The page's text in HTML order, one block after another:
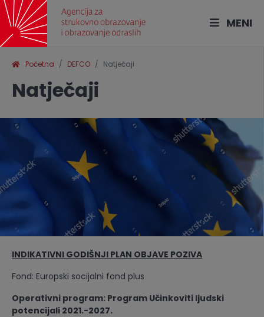
MENI
Početna DEFCO Natječaji
Natječaji
INDIKATIVNI GODIŠNJI PLAN OBJAVE POZIVA
Fond: Europski socijalni fond plus
Operativni program: Program Učinkoviti ljudski
potencijali 2021.-2027.